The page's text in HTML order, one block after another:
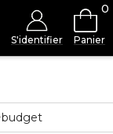
S'identifier
0
Panier